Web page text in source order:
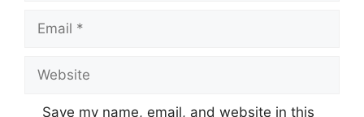
Save my name, email, and website in this